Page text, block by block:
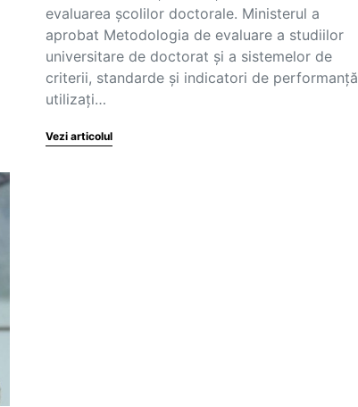
evaluarea școlilor doctorale. Ministerul a
aprobat Metodologia de evaluare a studiilor
universitare de doctorat și a sistemelor de
criterii, standarde și indicatori de performanță
utilizați…
Vezi articolul